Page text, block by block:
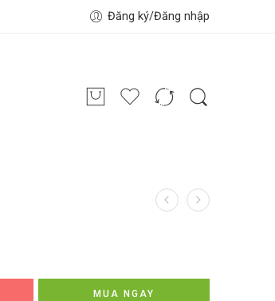
Đăng ký/Đăng nhập
MUA NGAY